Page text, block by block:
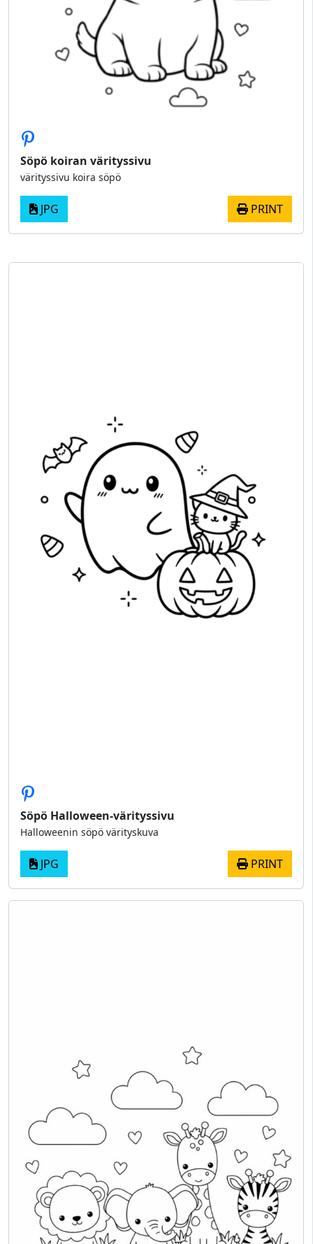
Söpö koiran värityssivu
värityssivu koira söpö
JPG PRINT
Söpö Halloween-värityssivu
Halloweenin söpö värityskuva
JPG PRINT